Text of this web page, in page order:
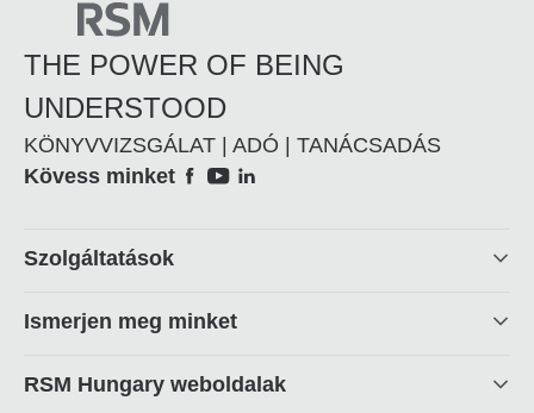
THE POWER OF BEING
UNDERSTOOD
KÖNYVVIZSGÁLAT | ADÓ | TANÁCSADÁS
Social
Kövess minket
Footer
Szolgáltatások
Ismerjen meg minket
RSM Hungary weboldalak